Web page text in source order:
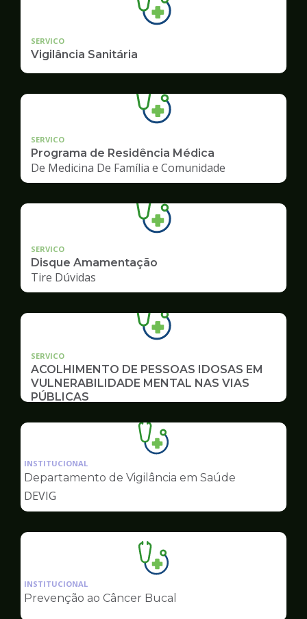
SERVICO
Vigilância Sanitária
SERVICO
Programa de Residência Médica
De Medicina De Família e Comunidade
SERVICO
Disque Amamentação
Tire Dúvidas
SERVICO
ACOLHIMENTO DE PESSOAS IDOSAS EM
VULNERABILIDADE MENTAL NAS VIAS
PÚBLICAS
Ilustração
da
pagina
INSTITUCIONAL
Departamento de Vigilância em Saúde
DEVIG
Ilustração
da
pagina
INSTITUCIONAL
Prevenção ao Câncer Bucal